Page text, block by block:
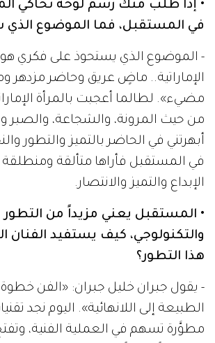
• إذا طلب منك رسم لوحة تحاكي
في المستقبل، فما الموضوع الذي
- الموضوع الذي يستحوذ على فكري هو
الإماراتية.. ماضٍ عريق وحاضر مزدهر
مضيء». لطالما أعجبت بالمرأة
من حيث المرونة، والشجاعة، والصبر
أبهرتني في الحاضر بالتميز والتطور
في المستقبل فأراها متألقة ومنطلقة
الإبداع والتميز والانتصار.
• المستقبل يعني مزيداً من التطور
والتكنولوجي، كيف يستفيد الفنان
هذا التطور؟
- يقول جبران خليل جبران: «الفن
الطبيعة إلى اللانهائية». اليوم نجد
مطوَّرة تسهم في العملية الفنية،